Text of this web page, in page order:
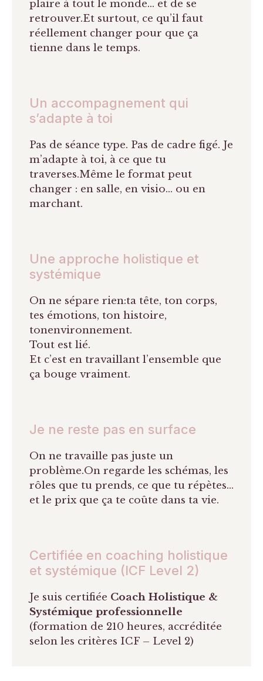
plaire à tout le monde… et de se
retrouver.Et surtout, ce qu’il faut
réellement changer pour que ça
tienne dans le temps.
Un accompagnement qui
s’adapte à toi
Pas de séance type. Pas de cadre figé. Je
m’adapte à toi, à ce que tu
traverses.Même le format peut
changer : en salle, en visio… ou en
marchant.
Une approche holistique et
systémique
On ne sépare rien:ta tête, ton corps,
tes émotions, ton histoire,
tonenvironnement.
Tout est lié.
Et c’est en travaillant l’ensemble que
ça bouge vraiment.
Je ne reste pas en surface
On ne travaille pas juste un
problème.On regarde les schémas, les
rôles que tu prends, ce que tu répètes…
et le prix que ça te coûte dans ta vie.
Certifiée en coaching holistique
et systémique (ICF Level 2)
Je suis certifiée Coach Holistique &
Systémique professionnelle
(formation de 210 heures, accréditée
selon les critères ICF – Level 2)